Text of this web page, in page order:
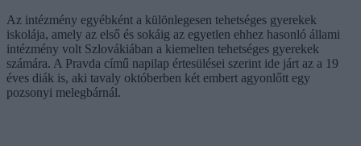
Az intézmény egyébként a különlegesen tehetséges gyerekek
iskolája, amely az első és sokáig az egyetlen ehhez hasonló állami
intézmény volt Szlovákiában a kiemelten tehetséges gyerekek
számára. A Pravda című napilap értesülései szerint ide járt az a 19
éves diák is, aki tavaly októberben két embert agyonlőtt egy
pozsonyi melegbárnál.